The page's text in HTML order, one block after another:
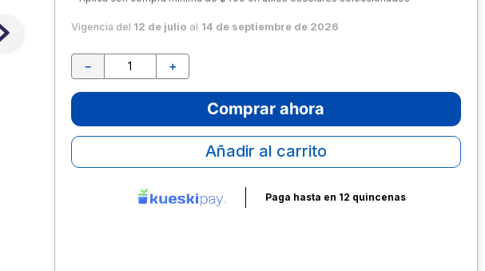
Vigencia del 12 de julioal 14 de septiembre de 2026
＋
－
Comprar ahora
Añadir al carrito
Paga hasta en 12 quincenas